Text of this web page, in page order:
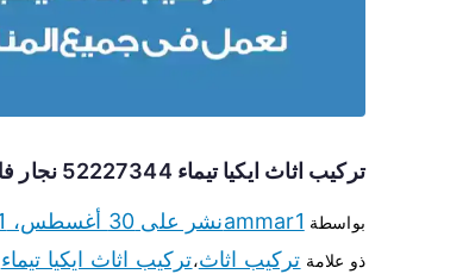
تركيب اثاث ايكيا تيماء 52227344 نجار فك وتركيب أثاث ايكيا
بواسطة ammar1نشر على 30 أغسطس، 2021
ذو علامة تركيب اثاث،تركيب اثاث ايكيا تيماء